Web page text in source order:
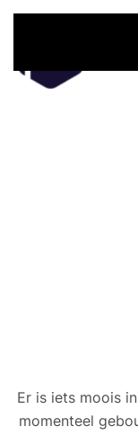
Er is iets moois
momenteel